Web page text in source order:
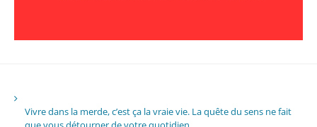
Vivre dans la merde, c’est ça la vraie vie. La quête du sens ne fait